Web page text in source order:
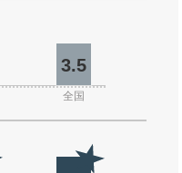
3.5
全国